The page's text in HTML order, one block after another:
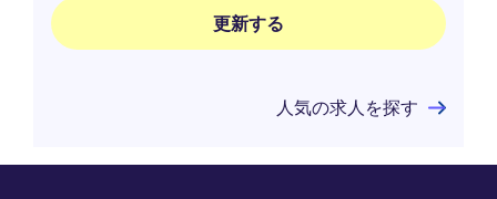
人気の求人を探す